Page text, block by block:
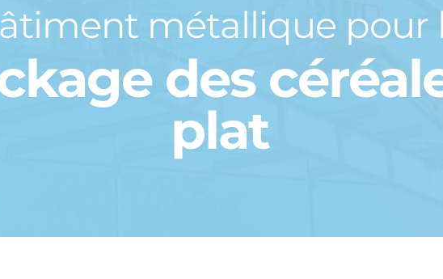
Développement durable
Chaismétallique pour
des
plat